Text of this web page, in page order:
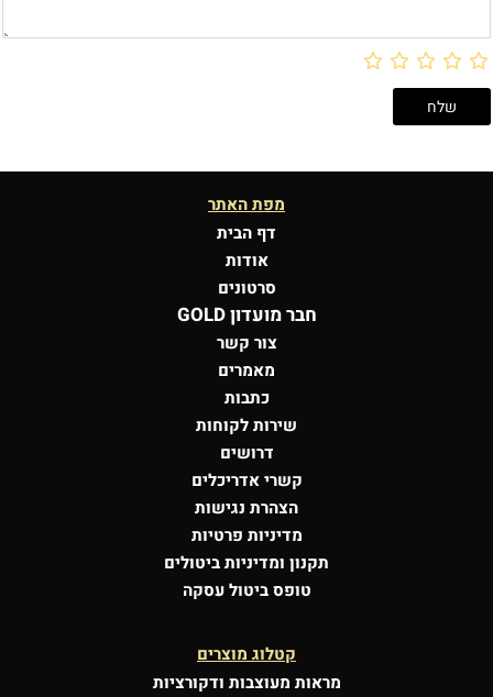
מפת האתר
דף הבית
אודות
סרטונים
חבר מועדון GOLD
צור קשר
מאמרים
כתבות
שירות לקוחות
דרושים
קשרי אדריכלים
הצהרת נגישות
מדיניות פרטיות
תקנון ומדיניות ביטולים
טופס ביטול עסקה
קטלוג מוצרים
מראות מעוצבות ודקורציות